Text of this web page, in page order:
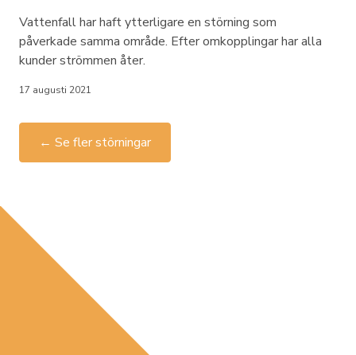
Vattenfall har haft ytterligare en störning som
påverkade samma område. Efter omkopplingar har alla
kunder strömmen åter.
17 augusti 2021
← Se fler störningar